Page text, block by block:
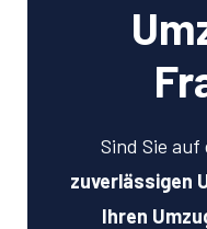
Sind Sie auf
zuverlässigen
Ihren